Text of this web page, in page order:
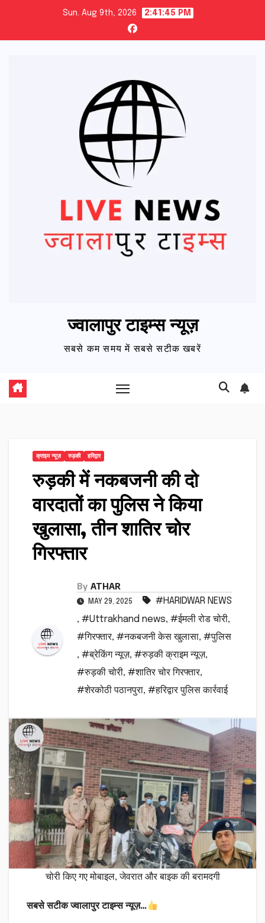
content
Sun. Aug 9th, 2026 2:41:46 PM
ज्वालापुर टाइम्स न्यूज़
सबसे कम समय में सबसे सटीक खबरें
क्राइम न्यूज़ रुड़की हरिद्वार
रुड़की में नकबजनी की दो
वारदातों का पुलिस ने किया
खुलासा, तीन शातिर चोर
गिरफ्तार
By ATHAR
MAY 29, 2025
#HARIDWAR NEWS
, #Uttrakhand news, #ईमली रोड चोरी,
#गिरफ्तार, #नकबजनी केस खुलासा, #पुलिस
, #ब्रेकिंग न्यूज़, #रुड़की क्राइम न्यूज़,
#रुड़की चोरी, #शातिर चोर गिरफ्तार,
#शेरकोठी पठानपुरा, #हरिद्वार पुलिस कार्रवाई
चोरी किए गए मोबाइल, जेवरात और बाइक की बरामदगी
सबसे सटीक ज्वालापुर टाइम्स न्यूज़…